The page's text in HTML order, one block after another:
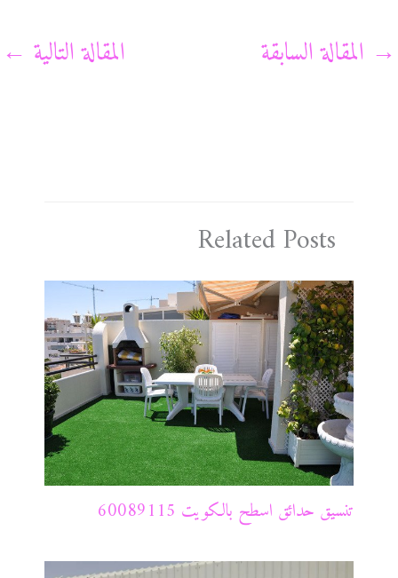
→ المقالة السابقة المقالة التالية ←
Related Posts
تنسيق حدائق اسطح بالكويت 60089115